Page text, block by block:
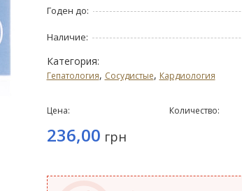
Годен до:
Наличие:
Категория:
Гепатология, Сосудистые, Кардиология
Цена:
236,00 грн
Количество: